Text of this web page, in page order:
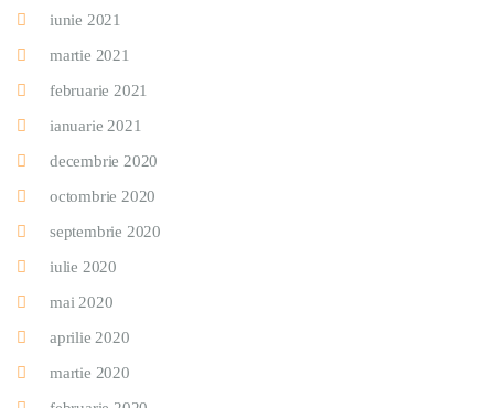
iunie 2021
martie 2021
februarie 2021
ianuarie 2021
decembrie 2020
octombrie 2020
septembrie 2020
iulie 2020
mai 2020
aprilie 2020
martie 2020